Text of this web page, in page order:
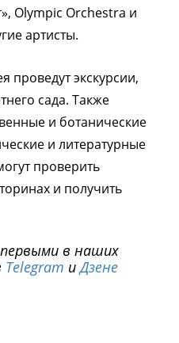
Olympic Orchestra и
артисты.
проведут экскурсии,
сада. Также
и ботанические
и литературные
проверить
и получить
в наших
Telegram иДзене